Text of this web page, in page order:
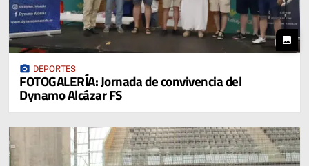
photo
photo_camera DEPORTES
FOTOGALERÍA: Jornada de convivencia del
Dynamo Alcázar FS